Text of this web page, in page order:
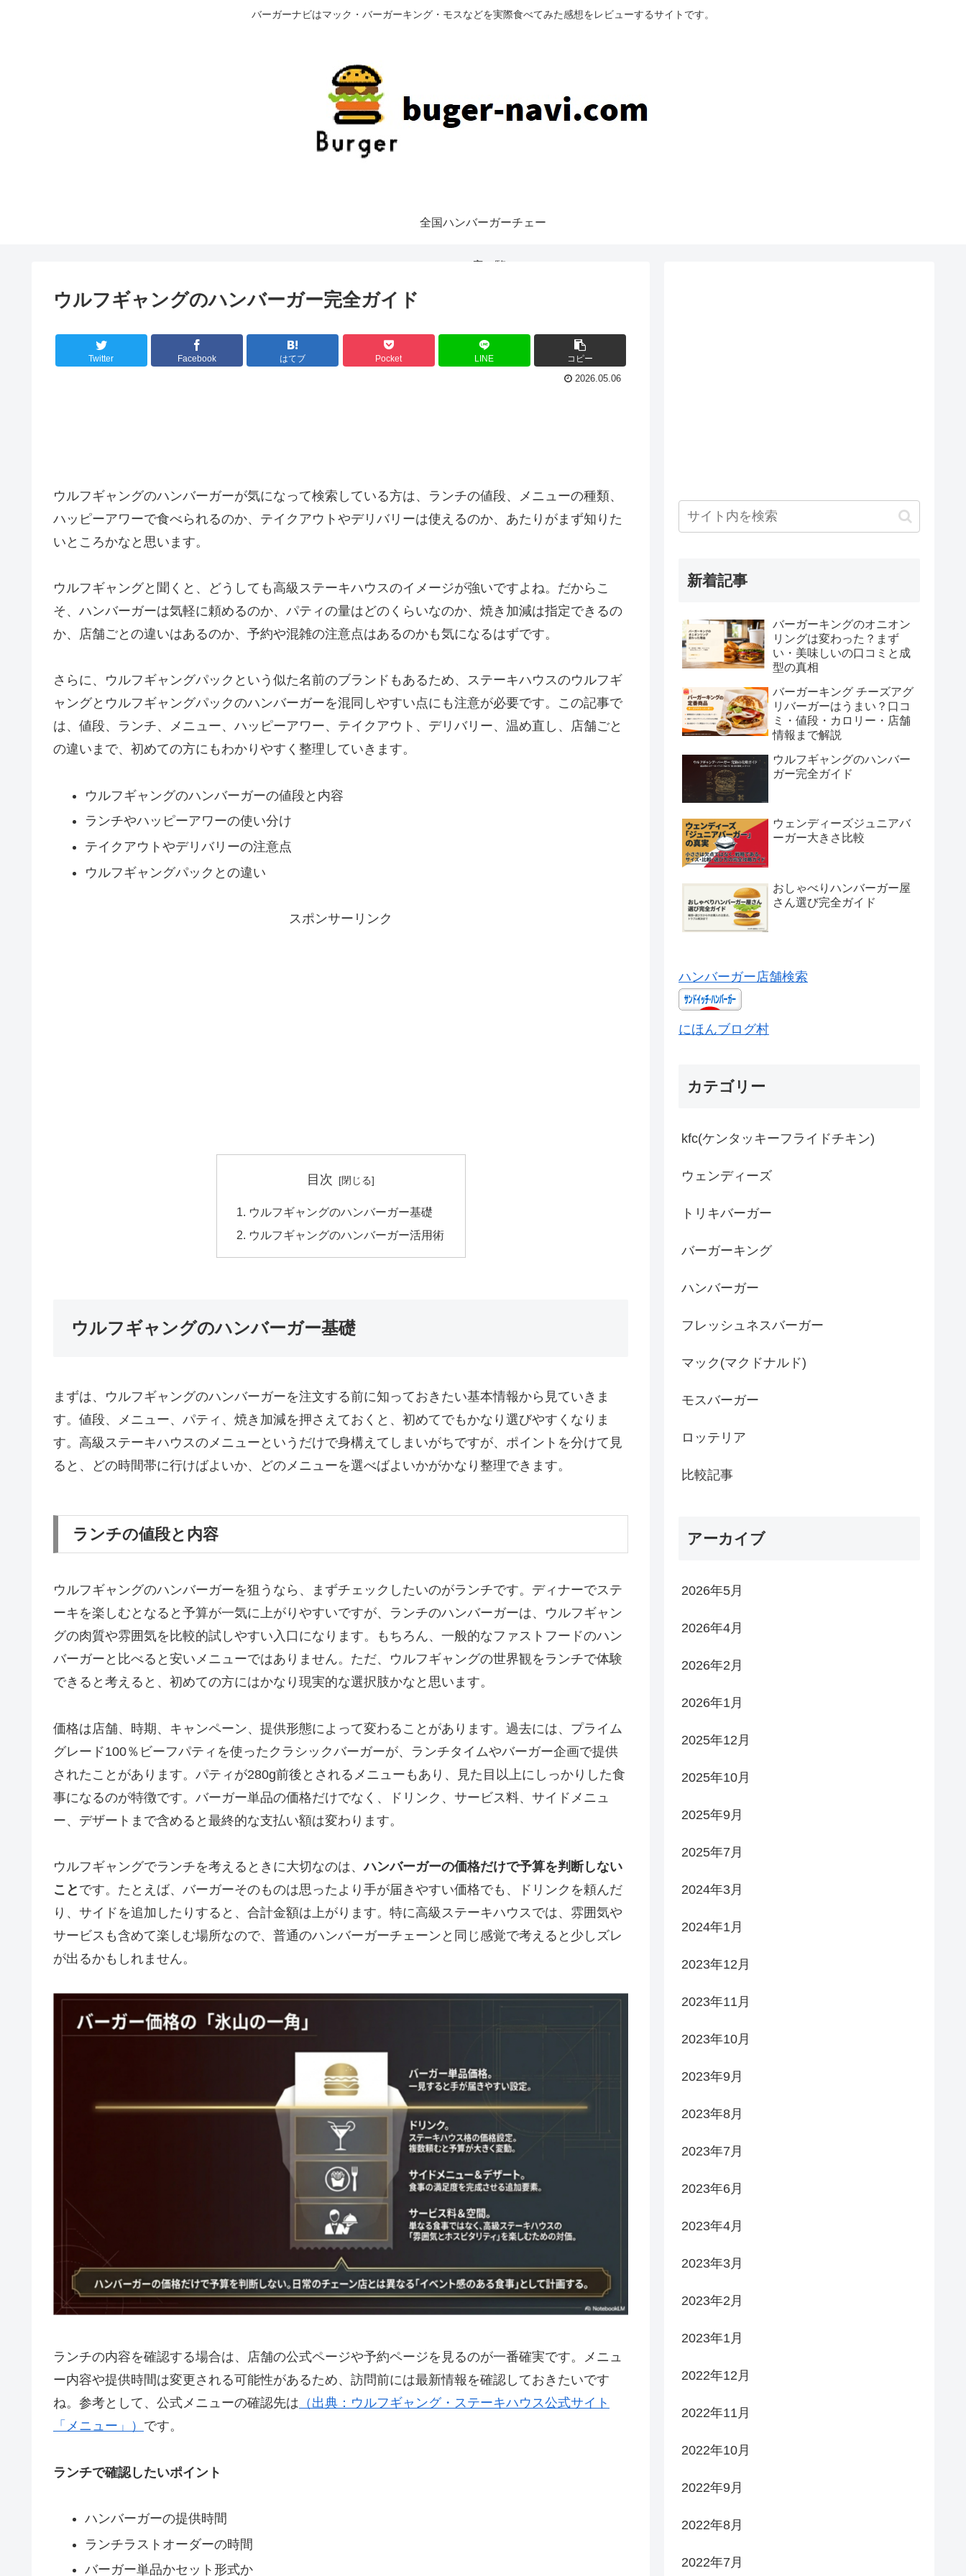
バーガーナビはマック・バーガーキング・モスなどを実際食べてみた感想をレビューするサイトです。
全国ハンバーガーチェー
ン店一覧
ウルフギャングのハンバーガー完全ガイド
Twitter Facebook はてブ Pocket LINE コピー
2026.05.06
ウルフギャングのハンバーガーが気になって検索している方は、ランチの値段、メニューの種類、
ハッピーアワーで食べられるのか、テイクアウトやデリバリーは使えるのか、あたりがまず知りた
いところかなと思います。
ウルフギャングと聞くと、どうしても高級ステーキハウスのイメージが強いですよね。だからこ
そ、ハンバーガーは気軽に頼めるのか、パティの量はどのくらいなのか、焼き加減は指定できるの
か、店舗ごとの違いはあるのか、予約や混雑の注意点はあるのかも気になるはずです。
さらに、ウルフギャングパックという似た名前のブランドもあるため、ステーキハウスのウルフギ
ャングとウルフギャングパックのハンバーガーを混同しやすい点にも注意が必要です。この記事で
は、値段、ランチ、メニュー、ハッピーアワー、テイクアウト、デリバリー、温め直し、店舗ごと
の違いまで、初めての方にもわかりやすく整理していきます。
ウルフギャングのハンバーガーの値段と内容
ランチやハッピーアワーの使い分け
テイクアウトやデリバリーの注意点
ウルフギャングパックとの違い
スポンサーリンク
目次
ウルフギャングのハンバーガー基礎
ウルフギャングのハンバーガー活用術
ウルフギャングのハンバーガー基礎
まずは、ウルフギャングのハンバーガーを注文する前に知っておきたい基本情報から見ていきま
す。値段、メニュー、パティ、焼き加減を押さえておくと、初めてでもかなり選びやすくなりま
す。高級ステーキハウスのメニューというだけで身構えてしまいがちですが、ポイントを分けて見
ると、どの時間帯に行けばよいか、どのメニューを選べばよいかがかなり整理できます。
ランチの値段と内容
ウルフギャングのハンバーガーを狙うなら、まずチェックしたいのがランチです。ディナーでステ
ーキを楽しむとなると予算が一気に上がりやすいですが、ランチのハンバーガーは、ウルフギャン
グの肉質や雰囲気を比較的試しやすい入口になります。もちろん、一般的なファストフードのハン
バーガーと比べると安いメニューではありません。ただ、ウルフギャングの世界観をランチで体験
できると考えると、初めての方にはかなり現実的な選択肢かなと思います。
価格は店舗、時期、キャンペーン、提供形態によって変わることがあります。過去には、プライム
グレード100％ビーフパティを使ったクラシックバーガーが、ランチタイムやバーガー企画で提供
されたことがあります。パティが280g前後とされるメニューもあり、見た目以上にしっかりした食
事になるのが特徴です。バーガー単品の価格だけでなく、ドリンク、サービス料、サイドメニュ
ー、デザートまで含めると最終的な支払い額は変わります。
ウルフギャングでランチを考えるときに大切なのは、ハンバーガーの価格だけで予算を判断しない
こと です。たとえば、バーガーそのものは思ったより手が届きやすい価格でも、ドリンクを頼んだ
り、サイドを追加したりすると、合計金額は上がります。特に高級ステーキハウスでは、雰囲気や
サービスも含めて楽しむ場所なので、普通のハンバーガーチェーンと同じ感覚で考えると少しズレ
が出るかもしれません。
ランチの内容を確認する場合は、店舗の公式ページや予約ページを見るのが一番確実です。メニュ
ー内容や提供時間は変更される可能性があるため、訪問前には最新情報を確認しておきたいです
ね。参考として、公式メニューの確認先は （出典：ウルフギャング・ステーキハウス公式サイト
「メニュー」） です。
ランチで確認したいポイント
ハンバーガーの提供時間
ランチラストオーダーの時間
バーガー単品かセット形式か
新着記事
バーガーキングのオニオン
リングは変わった？まず
い・美味しいの口コミと成
型の真相
バーガーキング チーズアグ
リバーガーはうまい？口コ
ミ・値段・カロリー・店舗
情報まで解説
ウルフギャングのハンバー
ガー完全ガイド
ウェンディーズジュニアバ
ーガー大きさ比較
おしゃべりハンバーガー屋
さん選び完全ガイド
ハンバーガー店舗検索
にほんブログ村
カテゴリー
kfc(ケンタッキーフライドチキン)
ウェンディーズ
トリキバーガー
バーガーキング
ハンバーガー
フレッシュネスバーガー
マック(マクドナルド)
モスバーガー
ロッテリア
比較記事
アーカイブ
2026年5月
2026年4月
2026年2月
2026年1月
2025年12月
2025年10月
2025年9月
2025年7月
2024年3月
2024年1月
2023年12月
2023年11月
2023年10月
2023年9月
2023年8月
2023年7月
2023年6月
2023年4月
2023年3月
2023年2月
2023年1月
2022年12月
2022年11月
2022年10月
2022年9月
2022年8月
2022年7月